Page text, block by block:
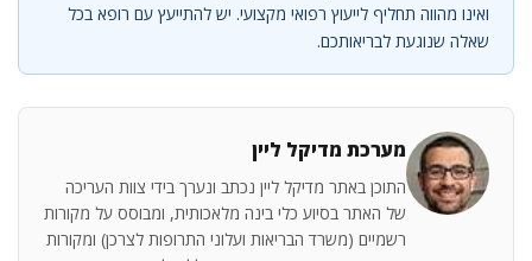
ואינו מהווה תחליף לייעוץ רפואי מקצועי. יש להתייעץ עם רופא בכל
שאלה שנוגעת לבריאותכם.
מערכת מדיקל ליין
התוכן באתר מדיקל ליין נכתב ונערך בידי צוות העריכה
של האתר בסיוע כלי בינה מלאכותית, ומבוסס על מקורות
רשמיים (משרד הבריאות ועלוני התרופות לצרכן) ומקורות